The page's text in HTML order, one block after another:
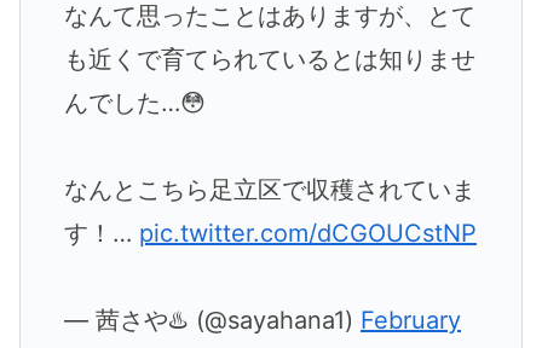
なんて思ったことはありますが、とて
も近くで育てられているとは知りませ
んでした…😳
なんとこちら足立区で収穫されていま
す！… pic.twitter.com/dCGOUCstNP
— 茜さや♨️ (@sayahana1) February